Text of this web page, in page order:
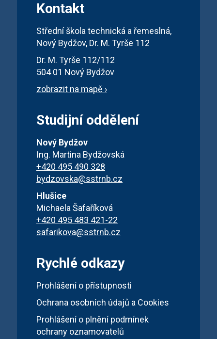
Kontakt
Střední škola technická a řemeslná,
Nový Bydžov, Dr. M. Tyrše 112
Dr. M. Tyrše 112/112
504 01 Nový Bydžov
zobrazit na mapě ›
Studijní oddělení
Nový Bydžov
Ing. Martina Bydžovská
+420 495 490 328
bydzovska@sstrnb.cz
Hlušice
Michaela Šafaříková
+420 495 483 421-22
safarikova@sstrnb.cz
Rychlé odkazy
Prohlášení o přístupnosti
Ochrana osobních údajů a Cookies
Prohlášení o plnění podmínek
ochrany oznamovatelů